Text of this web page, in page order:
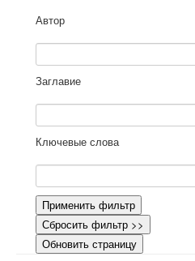
Участники
Научная работа
Как работать с сайтом
Контакты
Автор
Заглавие
Ключевые слова
Применить фильтр
Сбросить фильтр >>
Обновить страницу